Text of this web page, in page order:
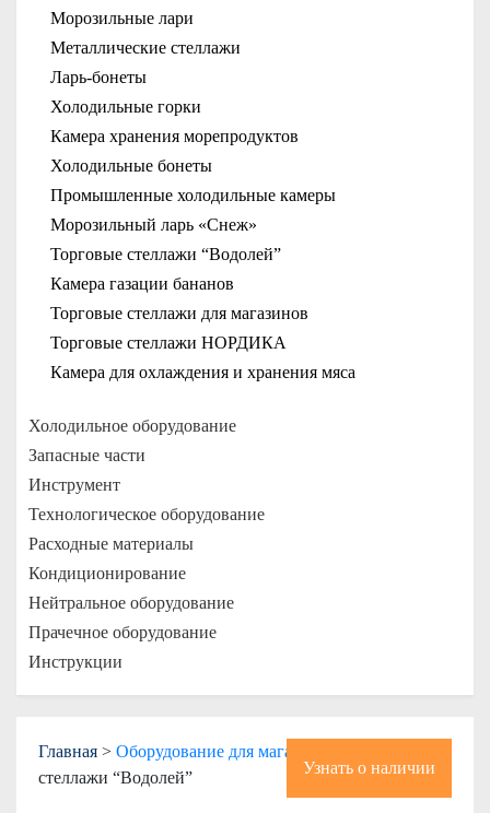
Главная > Оборудование для магазинов
стеллажи “Водолей”
Узнать о наличии
Морозильные лари
Металлические стеллажи
Ларь-бонеты
Холодильные горки
Камера хранения морепродуктов
Холодильные бонеты
Промышленные холодильные камеры
Морозильный ларь «Снеж»
Торговые стеллажи “Водолей”
Камера газации бананов
Торговые стеллажи для магазинов
Торговые стеллажи НОРДИКА
Камера для охлаждения и хранения мяса
Холодильное оборудование
Запасные части
Инструмент
Технологическое оборудование
Расходные материалы
Кондиционирование
Нейтральное оборудование
Прачечное оборудование
Инструкции